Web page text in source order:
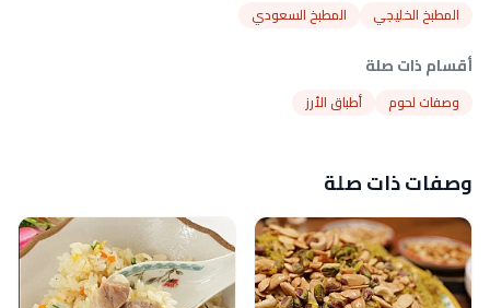
المطبخ الخليجي المطبخ السعودي
أقسام ذات صلة
وصفات لحوم أطباق الأرز
وصفات ذات صلة